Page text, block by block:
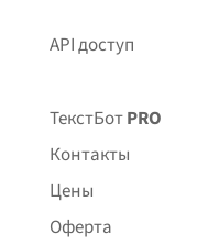
API доступ
ТекстБотPRO
Контакты
Цены
Оферта